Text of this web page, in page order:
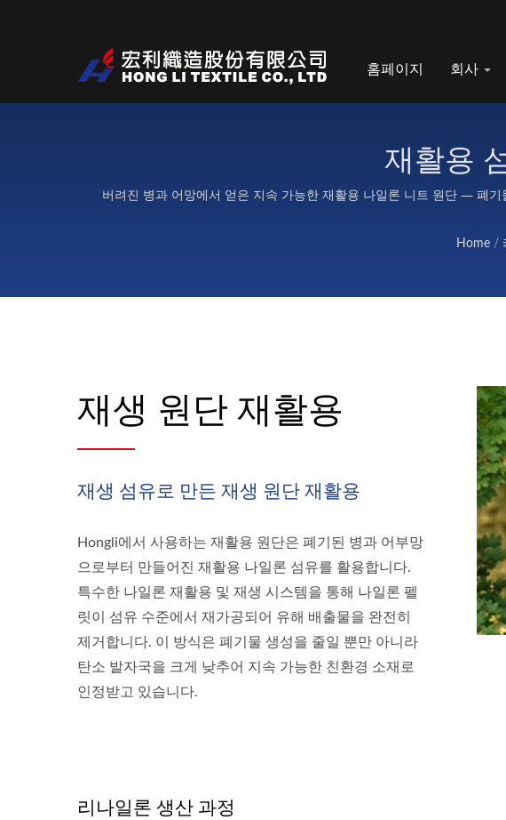
홈페이지 회사
재활용
버려진 병과 어망에서 얻은 지속 가능한 재활용 나일론 니트 원단 — 폐
Home /
재생 원단 재활용
재생 섬유로 만든 재생 원단 재활용
Hongli에서 사용하는 재활용 원단은 폐기된 병과 어부망
으로부터 만들어진 재활용 나일론 섬유를 활용합니다.
특수한 나일론 재활용 및 재생 시스템을 통해 나일론 펠
릿이 섬유 수준에서 재가공되어 유해 배출물을 완전히
제거합니다. 이 방식은 폐기물 생성을 줄일 뿐만 아니라
탄소 발자국을 크게 낮추어 지속 가능한 친환경 소재로
인정받고 있습니다.
리나일론 생산 과정